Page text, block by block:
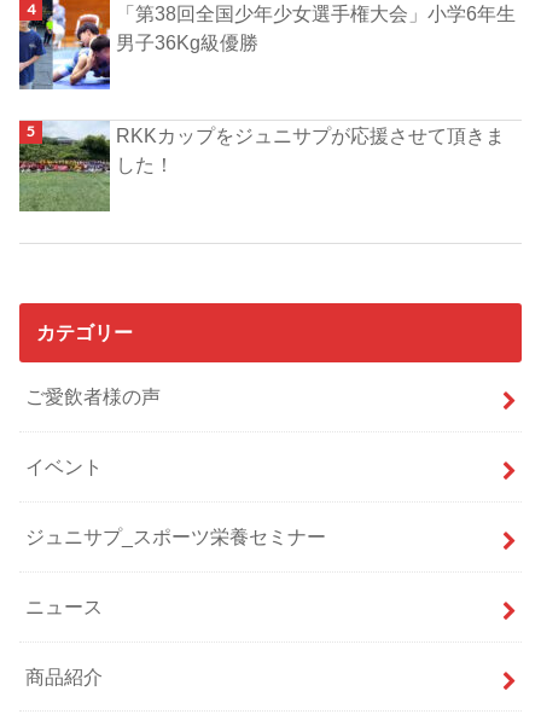
「第38回全国少年少女選手権大会」小学6年生
男子36Kg級優勝
RKKカップをジュニサプが応援させて頂きま
した！
カテゴリー
ご愛飲者様の声
イベント
ジュニサプ_スポーツ栄養セミナー
ニュース
商品紹介